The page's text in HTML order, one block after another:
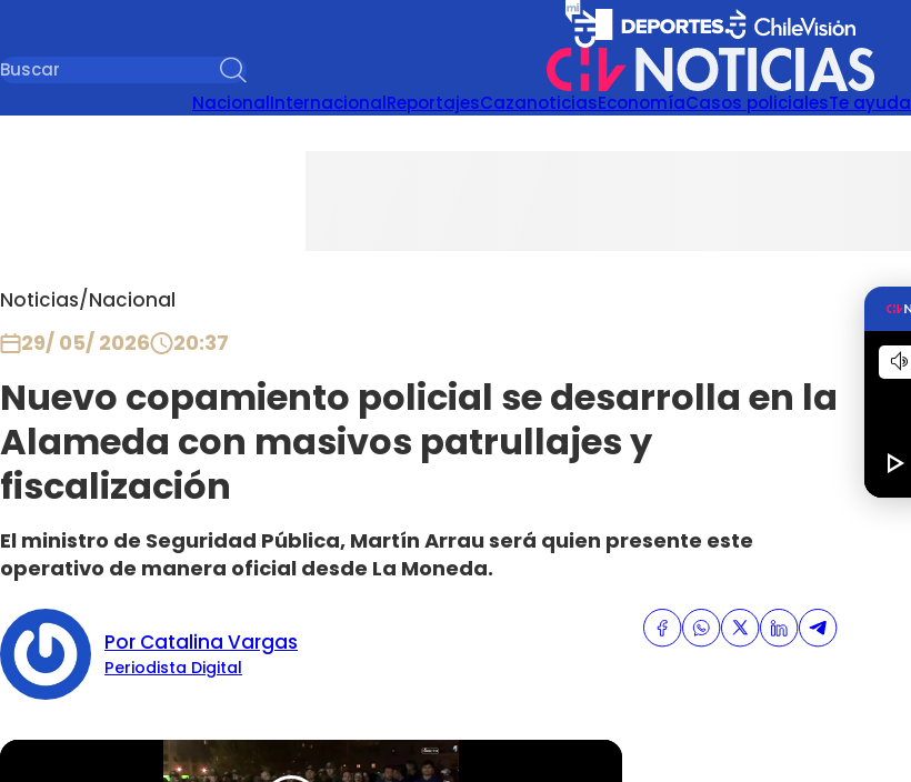
NacionalInternacionalReportajesCazanoticiasEconomíaCasos policialesTe ayuda
Noticias/Nacional
29/ 05/ 2026 20:37
Nuevo copamiento policial se desarrolla en la
Alameda con masivos patrullajes y
fiscalización
El ministro de Seguridad Pública, Martín Arrau será quien presente este
operativo de manera oficial desde La Moneda.
Por Catalina Vargas
Periodista Digital